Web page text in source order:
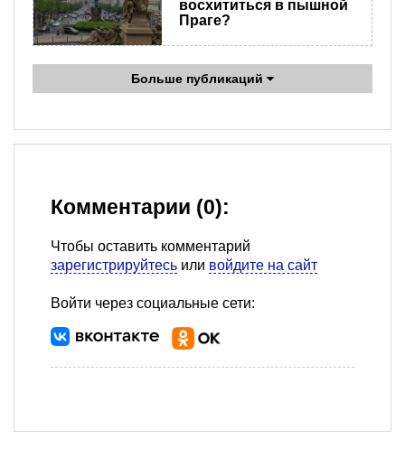
восхититься в пышной
Праге?
Больше публикаций
Комментарии (0):
Чтобы оставить комментарий
зарегистрируйтесь или войдите на сайт
Войти через социальные сети: